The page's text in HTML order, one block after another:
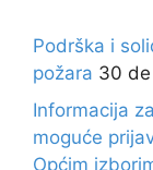
Podrška i
požara 30
Informacija
moguće
Općim